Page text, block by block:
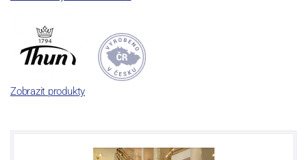
a ve své výrobě navazuje na více jak 220-letou tradici výroby
porcelánu. Kapacita tohoto závodu je 3.500 - 4.000 tun ročně,
závod je vybaven moderními technologickými zařízeními -
isostatické lisy, tlakové lití, glazovací komplex, rychlovýpalná pec,
komorová pec, vtavná dekorační pec. Závod nabízí své výrobky jak
Zobrazit produkty